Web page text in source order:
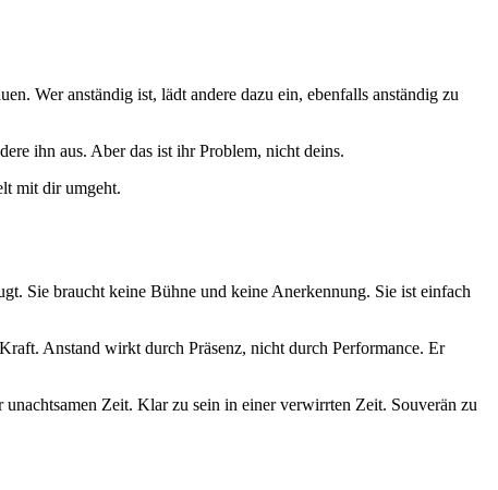
Wer anständig ist, lädt andere dazu ein, ebenfalls anständig zu
ihn aus. Aber das ist ihr Problem, nicht deins.
mit dir umgeht.
Sie braucht keine Bühne und keine Anerkennung. Sie ist einfach
Anstand wirkt durch Präsenz, nicht durch Performance. Er
Zeit. Klar zu sein in einer verwirrten Zeit. Souverän zu